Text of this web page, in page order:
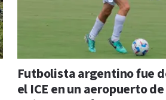
Futbolista argentino fue
el ICE en un aeropuerto